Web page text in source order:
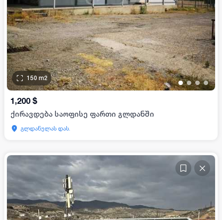
••••
150 m2
1,200 $
ქირავდება საოფისე ფართი გლდანში
გლდანულას დას.